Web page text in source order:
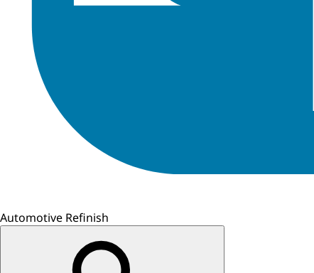
Automotive Refinish